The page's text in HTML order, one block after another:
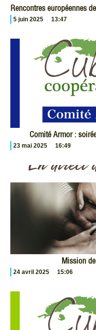
Rencontres européennes
5 juin 2025 13:47
Comité Armor :
23 mai 2025 16:49
Mission
24 avril 2025 15:06